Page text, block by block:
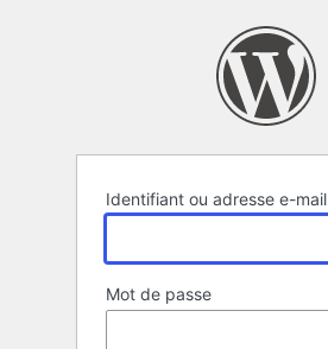
Identifiant ou adresse e-mail
Mot de passe